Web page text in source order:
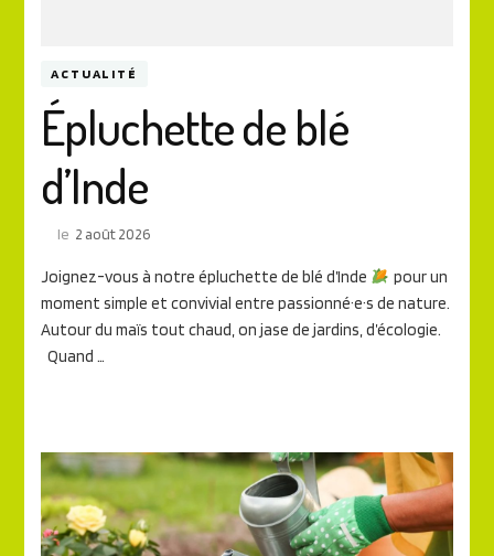
ACTUALITÉ
Épluchette de blé
d’Inde
le 2 août 2026
Joignez-vous à notre épluchette de blé d’Inde
pour un
moment simple et convivial entre passionné·e·s de nature.
Autour du maïs tout chaud, on jase de jardins, d’écologie.
Quand …